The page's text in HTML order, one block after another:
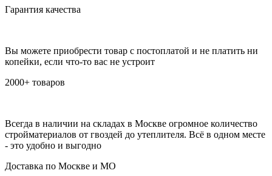
Гарантия качества
Вы можете приобрести товар с постоплатой и не платить ни
копейки, если что-то вас не устроит
2000+ товаров
Всегда в наличии на складах в Москве огромное количество
стройматериалов от гвоздей до утеплителя. Всё в одном месте
- это удобно и выгодно
Доставка по Москве и МО